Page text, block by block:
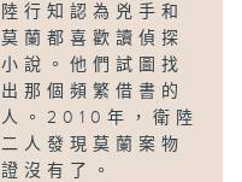
陸行知認為兇手和
莫蘭都喜歡讀偵探
小說。他們試圖找
出那個頻繁借書的
人。2010年，衛陸
二人發現莫蘭案物
證沒有了。